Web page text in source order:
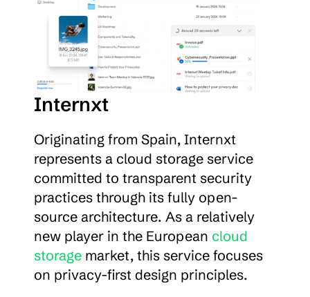
Internxt
Originating from Spain, Internxt
represents a cloud storage service
committed to transparent security
practices through its fully open-
source architecture. As a relatively
new player in the European cloud
storage market, this service focuses
on privacy-first design principles.